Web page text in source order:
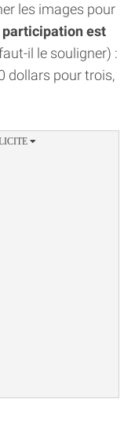
les images pour
participation est
il le souligner) :
dollars pour trois,